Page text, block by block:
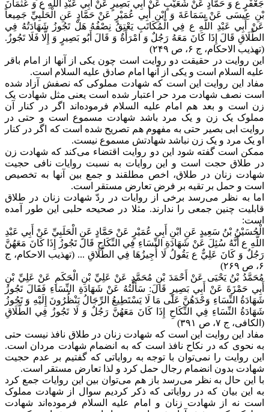
جَعْفَرٍ ع وَ حَمَّادٍ عَنْ شُعَيْبٍ عَنْ أَبِي بَصِيرٍ عَنْ أَبِي عَبْدِ اللَّهِ ع وَ عُثْمَانَ
بْنِ عِيسَى عَنْ سَمَاعَةَ وَ ابْنِ أَبِي عُمَيْرٍ عَنْ حَمَّادٍ عَنِ الْحَلَبِيِّ جَمِيعاً
عَنْ أَبِي عَبْدِ اللَّهِ ع فِي الْمُكَاتَبِ يَعْتِقُ نِصْفُهُ هَلْ تَجُوزُ شَهَادَتُهُ فِي
الطَّلَاقِ قَالَ إِذَا كَانَ مَعَهُ رَجُلٌ وَ امْرَأَةٌ وَ قَالَ أَبُو بَصِيرٍ وَ إِلَّا فَلَا تَجُوزُ.
(تهذیب الاحکام، ج ۶، ص ۲۴۹)
این روایت در حقیقت دو روایت است چون یکی از آنها از امام باقر
علیه السلام است و یکی از آنها امام صادق علیه السلام است.
مفاد این روایت این است که شهادت مملوکی که نصفش آزاد شده
است نصف شهادت مرد حر اعتبار شده است یعنی مثل شهادت یک
زن است و بعد هم امام علیه السلام فرموده‌اند اگر در کنار آن
مملوک یک زن و یک مرد باشد شهادت مسموع است و حتی در
روایت ابی بصیر حتی به مفهوم هم تصریح شده است که اگر در کنار
او یک مرد و یک زن نباشد شهادتش مسموع نیست.
ممکن است گفته شود این دو روایت اقتضاء می‌کند که شهادت زن
در طلاق حجت است و این روایات به نسبت روایات نافی حجیت
شهادت زنان در طلاق، اخص مطلقند و جمع بین آنها به تخصیص
است و حمل بر تقیه بر فرض تعارض مستقر است.
اما به نظر می‌رسد برخی از روایات در ردّ شهادت زنان در طلاق
قابلیت چنین جمعی را ندارند. مثلا در صحیحه حلبی این طور آمده
است:
الْحُسَيْنُ بْنُ سَعِيدٍ عَنِ ابْنِ أَبِي عُمَيْرٍ عَنْ حَمَّادٍ عَنِ الْحَلَبِيِّ عَنْ أَبِي عَبْدِ
اللَّهِ ع أَنَّهُ سُئِلَ عَنْ شَهَادَةِ النِّسَاءِ فِي النِّكَاحِ قَالَ تَجُوزُ إِذَا كَانَ مَعَهُنَّ
رَجُلٌ وَ كَانَ عَلِيٌّ ع يَقُولُ لَا أُجِيزُهَا فِي الطَّلَاقِ ... (تهذیب الاحکام، ج
۶، ص ۲۶۹)
مُحَمَّدُ بْنُ يَحْيَى عَنْ أَحْمَدَ بْنِ مُحَمَّدٍ عَنْ عَلِيِّ بْنِ الْحَكَمِ عَنْ عَلِيِّ بْنِ
أَبِي حَمْزَةَ عَنْ أَبِي بَصِيرٍ قَالَ: سَأَلْتُهُ عَنْ شَهَادَةِ النِّسَاءِ فَقَالَ تَجُوزُ
شَهَادَةُ النِّسَاءِ وَحْدَهُنَّ عَلَى مَا لَا يَسْتَطِيعُ الرِّجَالُ يَنْظُرُونَ إِلَيْهِ وَ تَجُوزُ
شَهَادَةُ النِّسَاءِ فِي النِّكَاحِ إِذَا كَانَ مَعَهُنَّ رَجُلٌ وَ لَا تَجُوزُ فِي الطَّلَاقِ
(الکافی، ج ۷، ص ۳۹۱)
مفاد این روایت این است که شهادت زنان در طلاق نافذ نیست حتی
به نحوی که در نکاح نافذ است که به انضمام شهادت مردان است.
این روایت را نمی‌توان با توجه به روایاتی که گفتیم بر عدم حجیت
شهادت بدون انضمام رجال حمل کرد و لذا تعارض مستقر است.
با این حال به نظر می‌رسد باز هم می‌توان بین این روایات جمع کرد
به این بیان که در روایاتی که ذکر کردیم سوال از شهادت مملوک
است نه از شهادت زنان و امام علیه السلام فرموده‌اند شهادت